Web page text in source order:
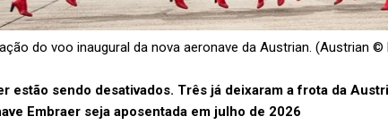
do voo inaugural da nova aeronave da Austrian. (Austrian ©
estão sendo desativados. Três já deixaram a frota da
Embraer seja aposentada em julho de 2026